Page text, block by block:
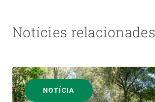
Notícies relacionades
NOTÍCIA